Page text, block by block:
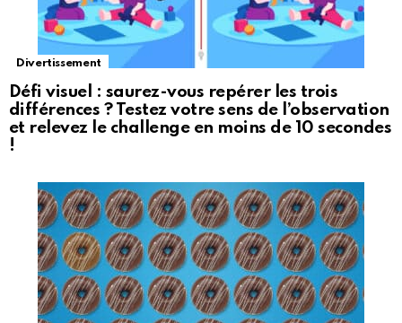
Divertissement
Défi visuel : saurez-vous repérer les trois
différences ? Testez votre sens de l’observation
et relevez le challenge en moins de 10 secondes
!